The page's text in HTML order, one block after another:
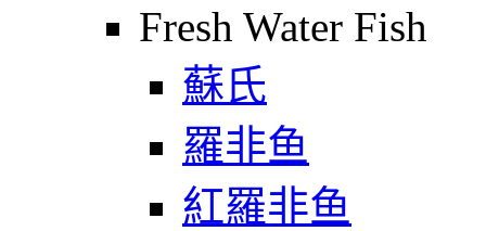
Fresh Water Fish
蘇氏
羅非鱼
紅羅非鱼